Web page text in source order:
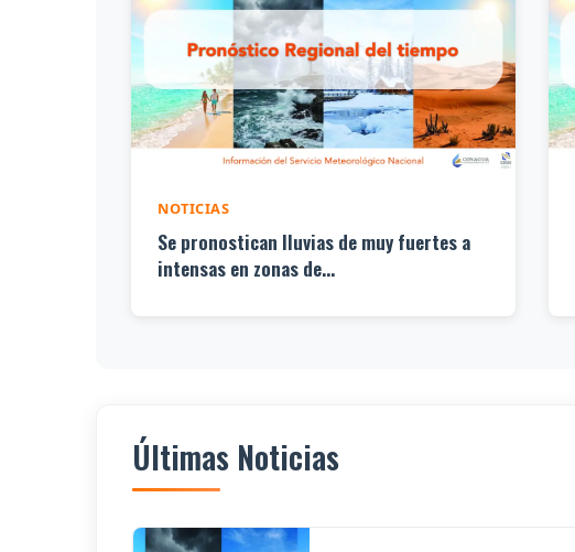
NOTICIAS
Se pronostican lluvias de muy fuertes a
intensas en zonas de...
Últimas Noticias